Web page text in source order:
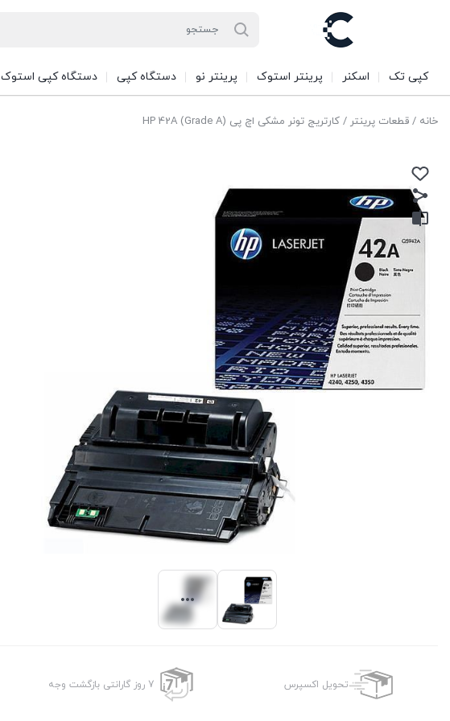
کپی تک اسکنر پرینتر استوک پرینتر نو دستگاه کپی دستگاه کپی استوک
خانه / قطعات پرینتر / کارتریج تونر مشکی اچ پی HP 42A (Grade A)
تحویل اکسپرس 7 روز گارانتی بازگشت وجه